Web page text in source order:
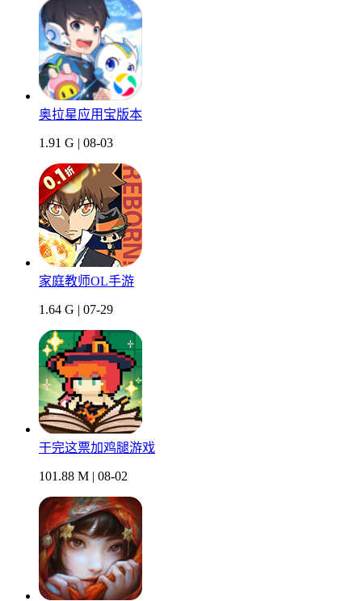
奥拉星应用宝版本
1.91 G | 08-03
家庭教师OL手游
1.64 G | 07-29
干完这票加鸡腿游戏
101.88 M | 08-02